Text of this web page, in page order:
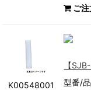
ご
K00548001
【
型番/